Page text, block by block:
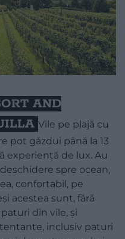
AND
Vile pe plajă cu
pot găzdui până la 13
experiență de lux. Au
spre ocean,
confortabil, pe
acestea sunt, fără
din vile, și
inclusiv paturi